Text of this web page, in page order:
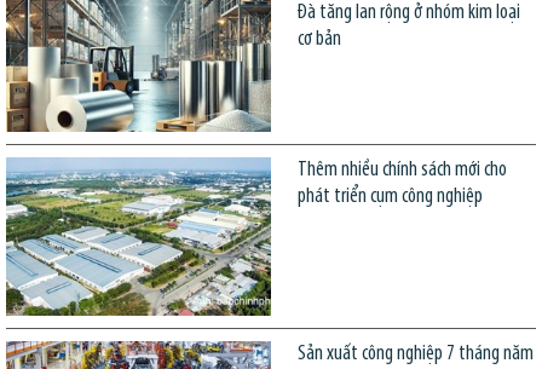
Đà tăng lan rộng ở nhóm kim loại
cơ bản
Thêm nhiều chính sách mới cho
phát triển cụm công nghiệp
Sản xuất công nghiệp 7 tháng năm